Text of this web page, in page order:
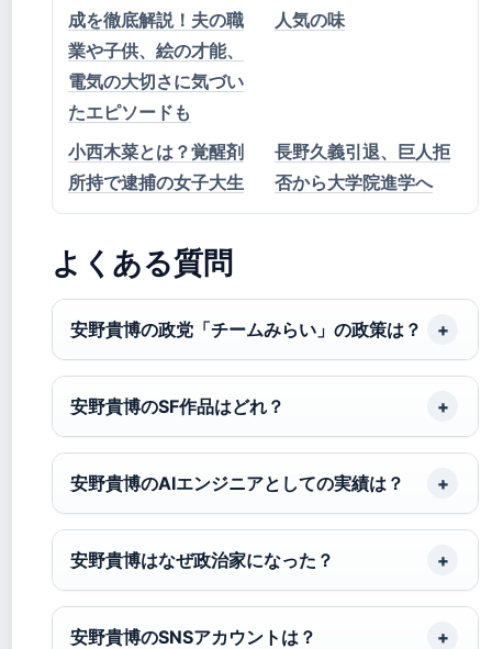
成を徹底解説！夫の職
業や子供、絵の才能、
電気の大切さに気づい
たエピソードも
人気の味
小西木菜とは？覚醒剤
所持で逮捕の女子大生
長野久義引退、巨人拒
否から大学院進学へ
よくある質問
安野貴博の政党「チームみらい」の政策は？
安野貴博のSF作品はどれ？
安野貴博のAIエンジニアとしての実績は？
安野貴博はなぜ政治家になった？
安野貴博のSNSアカウントは？